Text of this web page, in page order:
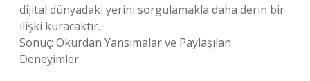
dijital dünyadaki yerini sorgulamakla daha derin bir
ilişki kuracaktır.
Sonuç: Okurdan Yansımalar ve Paylaşılan
Deneyimler